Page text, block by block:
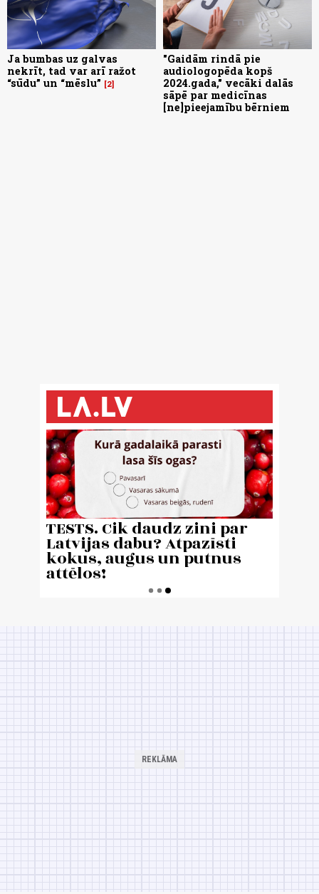
Ja bumbas uz galvas
nekrīt, tad var arī ražot
“sūdu” un “mēslu”
2
"Gaidām rindā pie
audiologopēda kopš
2024.gada," vecāki dalās
sāpē par medicīnas
[ne]pieejamību bērniem